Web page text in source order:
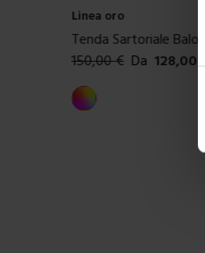
Linea oro
Tenda Sartoriale Baloon
150,00€ Da 128,00
Colori disponibili
Multicolore